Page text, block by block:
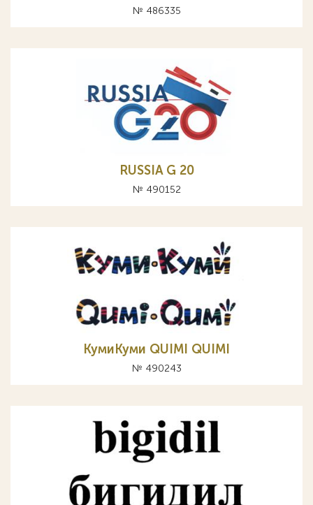
№ 486335
RUSSIA G 20
№ 490152
КумиКуми QUIMI QUIMI
№ 490243